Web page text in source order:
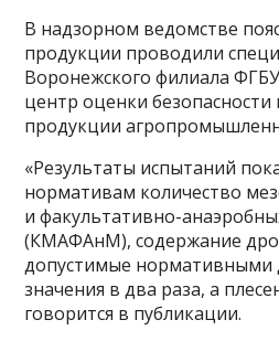
В надзорном ведомстве
продукции проводили
Воронежского филиала
центр оценки безопасности
продукции
«Результаты испытаний
нормативам количество
и факультативно-
(КМАФАнМ), содержание
допустимые нормативными
значения в два раза, а
говорится в публикации.